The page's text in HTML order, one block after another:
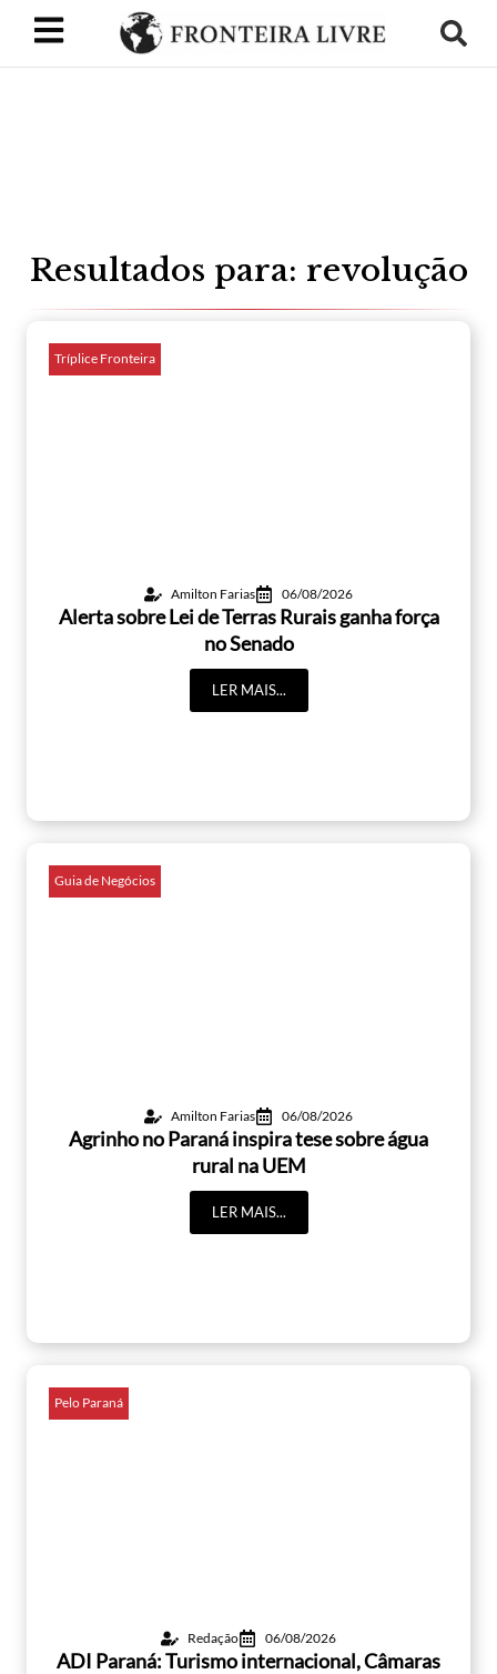
Resultados para: revolução
Tríplice Fronteira
Amilton Farias 06/08/2026
Alerta sobre Lei de Terras Rurais ganha força
no Senado
LER MAIS...
Guia de Negócios
Amilton Farias 06/08/2026
Agrinho no Paraná inspira tese sobre água
rural na UEM
LER MAIS...
Pelo Paraná
Redação 06/08/2026
ADI Paraná: Turismo internacional, Câmaras